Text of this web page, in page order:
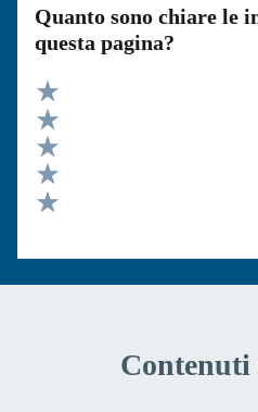
Quanto sono chiare le
questa pagina?
Valuta 5 stelle su 5
Valuta 4 stelle su 5
Valuta 3 stelle su 5
Valuta 2 stelle su 5